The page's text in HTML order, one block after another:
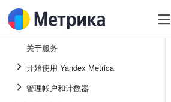
关于服务
开始使用 Yandex Metrica
管理帐户和计数器